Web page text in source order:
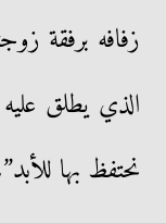
زفافه برفقة
الذي يطلق
نحتفظ بها